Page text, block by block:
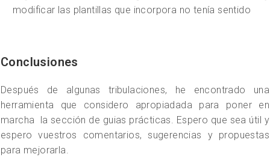
modificar las plantillas que incorpora no tenía sentido
Conclusiones
Después de algunas tribulaciones, he encontrado una
herramienta que considero apropiadada para poner en
marcha la sección de guias prácticas. Espero que sea útil y
espero vuestros comentarios, sugerencias y propuestas
para mejorarla.